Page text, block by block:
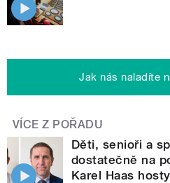
Jak nás naladíte
VÍCE Z POŘADU
Děti, senioři a
dostatečně na
Karel Haas